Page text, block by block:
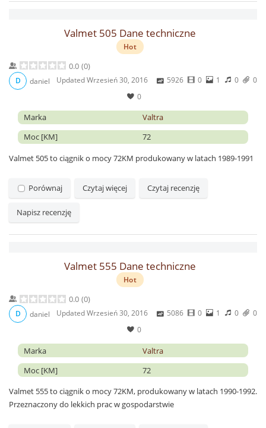
Valmet 505 Dane techniczne
Hot
0.0 (0)
D daniel UpdatedWrzesień 30, 2016 5926 0 1 0
0
0
Marka
Valtra
Moc [KM]
72
Valmet 505 to ciągnik o mocy 72KM produkowany w latach 1989-1991
Porównaj Czytaj więcej Czytaj recenzję
Napisz recenzję
Valmet 555 Dane techniczne
Hot
0.0 (0)
D daniel UpdatedWrzesień 30, 2016 5086 0 1 0
0
0
Marka
Valtra
Moc [KM]
72
Valmet 555 to ciągnik o mocy 72KM, produkowany w latach 1990-1992.
Przeznaczony do lekkich prac w gospodarstwie